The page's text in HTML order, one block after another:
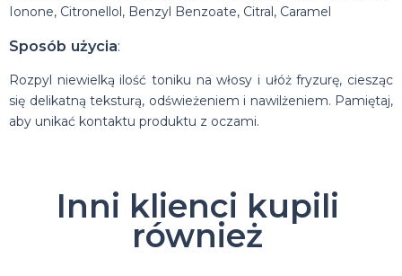
Ionone, Citronellol, Benzyl Benzoate, Citral, Caramel
Sposób użycia:
Rozpyl niewielką ilość toniku na włosy i ułóż fryzurę, ciesząc
się delikatną teksturą, odświeżeniem i nawilżeniem. Pamiętaj,
aby unikać kontaktu produktu z oczami.
Inni klienci kupili
również